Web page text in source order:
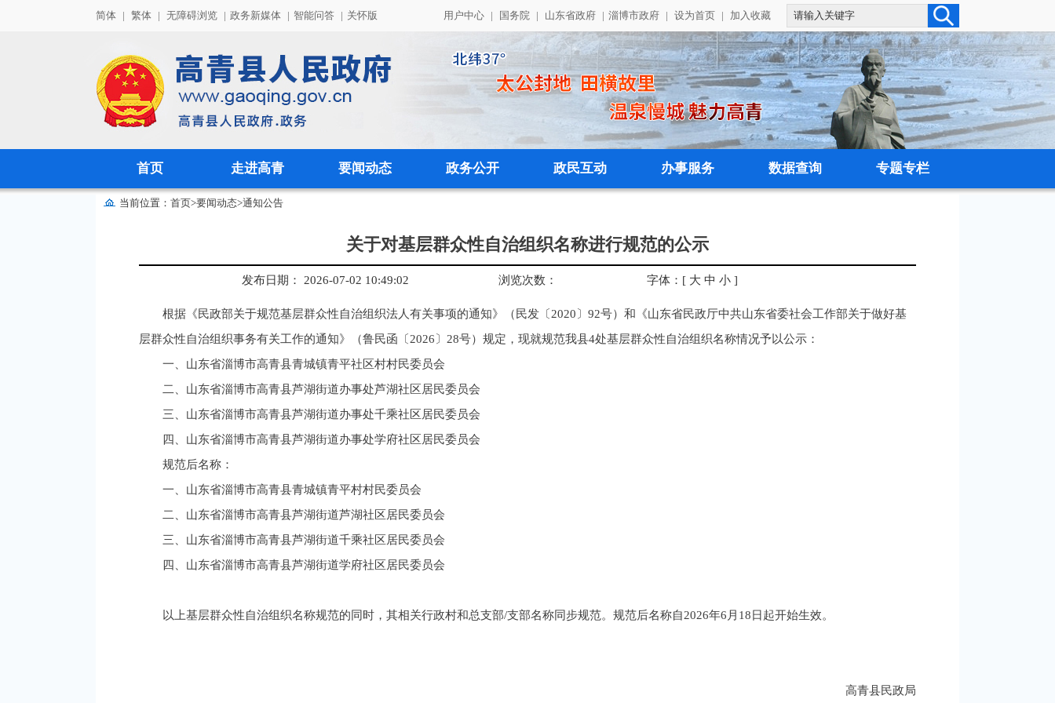
简体 | 繁体 | 无障碍浏览 | 政务新媒体 | 智能问答 | 关怀版 用户中心 | 国务院 | 山东省政府 | 淄博市政府 | 设为首页 | 加入收藏
首页 走进高青 要闻动态 政务公开 政民互动 办事服务 数据查询 专题专栏
当前位置： 首页>要闻动态>通知公告
关于对基层群众性自治组织名称进行规范的公示
发布日期： 2026-07-02 10:49:02 浏览次数： 字体： [ 大 中 小]
根据《民政部关于规范基层群众性自治组织法人有关事项的通知》（民发〔2020〕92号）和《山东省民政厅中共山东省委社会工作部关于做好基
层群众性自治组织事务有关工作的通知》（鲁民函〔2026〕28号）规定，现就规范我县4处基层群众性自治组织名称情况予以公示：
一、山东省淄博市高青县青城镇青平社区村村民委员会
二、山东省淄博市高青县芦湖街道办事处芦湖社区居民委员会
三、山东省淄博市高青县芦湖街道办事处千乘社区居民委员会
四、山东省淄博市高青县芦湖街道办事处学府社区居民委员会
规范后名称：
一、山东省淄博市高青县青城镇青平村村民委员会
二、山东省淄博市高青县芦湖街道芦湖社区居民委员会
三、山东省淄博市高青县芦湖街道千乘社区居民委员会
四、山东省淄博市高青县芦湖街道学府社区居民委员会
以上基层群众性自治组织名称规范的同时，其相关行政村和总支部/支部名称同步规范。规范后名称自2026年6月18日起开始生效。
高青县民政局